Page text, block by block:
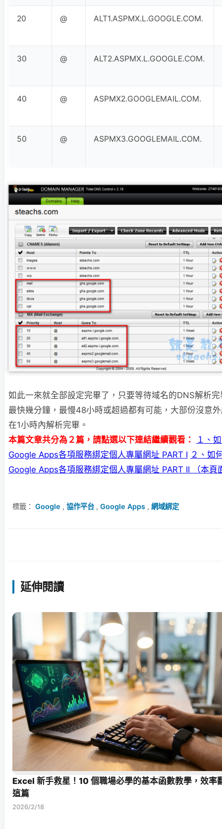
20 @ ALT1.ASPMX.L.GOOGLE.COM.
30 @ ALT2.ASPMX.L.GOOGLE.COM.
40 @ ASPMX2.GOOGLEMAIL.COM.
50 @ ASPMX3.GOOGLEMAIL.COM.
如此一來就全部設定完畢了，只要等待域名的DNS解析
最快幾分鐘，最慢48小時或超過都有可能，大部份沒意
在1小時內解析完畢。
本篇文章共分為２篇，請點選以下連結繼續觀看：
１、
Google Apps各項服務綁定個人專屬網址 PART I ２、如
Google Apps各項服務綁定個人專屬網址 PART II （本頁
標籤： Google , 協作平台 , Google Apps , 網域綁定
延伸閱讀
Excel 新手救星！10 個職場必學的基本函數教學，效率
這篇
2026/2/18